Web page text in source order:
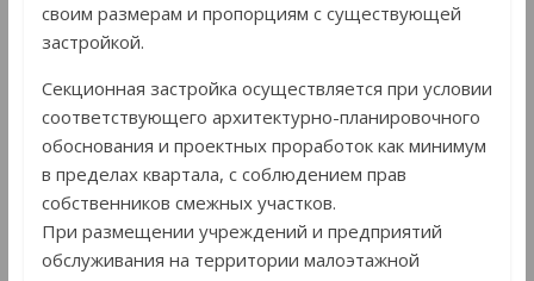
своим размерам и пропорциям с существующей
застройкой.
Секционная застройка осуществляется при условии
соответствующего архитектурно-планировочного
обоснования и проектных проработок как минимум
в пределах квартала, с соблюдением прав
собственников смежных участков.
При размещении учреждений и предприятий
обслуживания на территории малоэтажной